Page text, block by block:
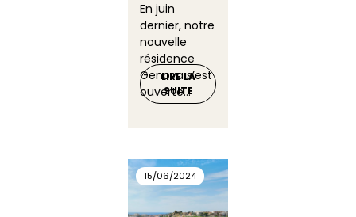
En juin
dernier, notre
nouvelle
résidence
Genova s’est
ouverte...
LIRE LA
SUITE
15/06/2024